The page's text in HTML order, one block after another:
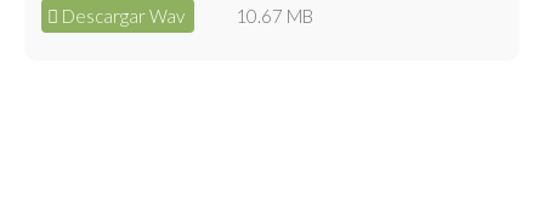
Descargar Wav 10.67 MB